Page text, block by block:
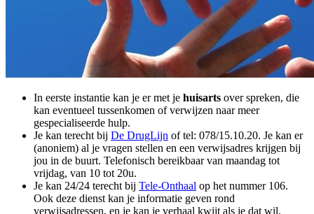
In eerste instantie kan je er met je huisarts over spreken, die
kan eventueel tussenkomen of verwijzen naar meer
gespecialiseerde hulp.
Je kan terecht bij De DrugLijn of tel: 078/15.10.20. Je kan er
(anoniem) al je vragen stellen en een verwijsadres krijgen bij
jou in de buurt. Telefonisch bereikbaar van maandag tot
vrijdag, van 10 tot 20u.
Je kan 24/24 terecht bij Tele-Onthaal op het nummer 106.
Ook deze dienst kan je informatie geven rond
verwijsadressen, en je kan je verhaal kwijt als je dat wil.